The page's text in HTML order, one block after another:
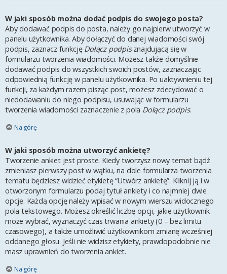
W jaki sposób można dodać podpis do swojego posta?
Aby dodawać podpis do posta, należy go najpierw utworzyć w
panelu użytkownika. Aby dołączyć do danej wiadomości swój
podpis, zaznacz funkcję Dołącz podpisznajdującą się w
formularzu tworzenia wiadomości. Możesz także domyślnie
dodawać podpis do wszystkich swoich postów, zaznaczając
odpowiednią funkcję w panelu użytkownika. Po uaktywnieniu tej
funkcji, za każdym razem pisząc post, możesz zdecydować o
niedodawaniu do niego podpisu, usuwając w formularzu
tworzenia wiadomości zaznaczenie z pola Dołącz podpis.
Na górę
W jaki sposób można utworzyć ankietę?
Tworzenie ankiet jest proste. Kiedy tworzysz nowy temat bądź
zmieniasz pierwszy post w wątku, na dole formularza tworzenia
tematu będziesz widzieć etykietę “Utwórz ankietę”. Kliknij ją i w
otworzonym formularzu podaj tytuł ankiety i co najmniej dwie
opcje. Każdą opcję należy wpisać w nowym wierszu widocznego
pola tekstowego. Możesz określić liczbę opcji, jakie użytkownik
może wybrać, wyznaczyć czas trwania ankiety (0 – bez limitu
czasowego), a także umożliwić użytkownikom zmianę wcześniej
oddanego głosu. Jeśli nie widzisz etykiety, prawdopodobnie nie
masz uprawnień do tworzenia ankiet.
Na górę